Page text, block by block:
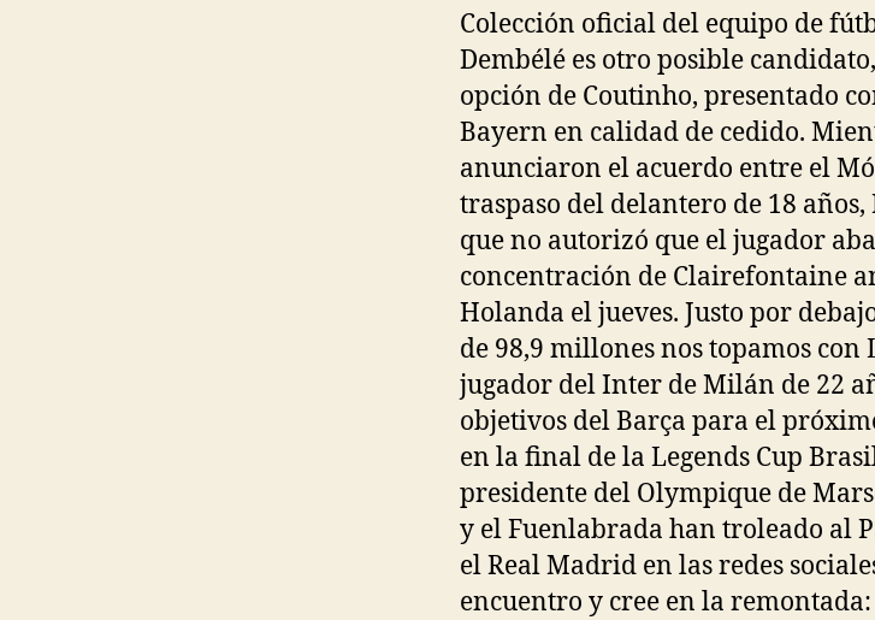
Colección oficial del equipo de
Dembélé es otro posible
opción de Coutinho, presentado
Bayern en calidad de cedido.
anunciaron el acuerdo entre el
traspaso del delantero de 18
que no autorizó que el jugador
concentración de Clairefontaine
Holanda el jueves. Justo por
de 98,9 millones nos topamos
jugador del Inter de Milán de 22
objetivos del Barça para el
en la final de la Legends Cup
presidente del Olympique de
y el Fuenlabrada han troleado al
el Real Madrid en las redes
encuentro y cree en la